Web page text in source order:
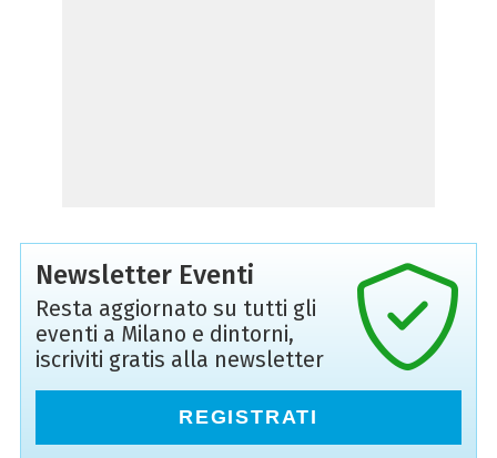
Newsletter Eventi
Resta aggiornato su tutti gli
eventi a Milano e dintorni,
iscriviti gratis alla newsletter
REGISTRATI